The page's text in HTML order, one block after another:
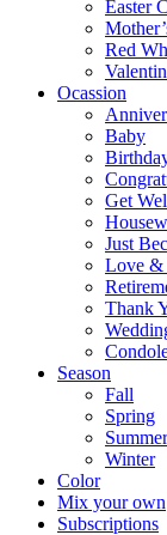
Easter
Red
Ocassion
Baby
Get
Just
Love &
Thank
Season
Fall
Spring
Summer
Winter
Color
Mix your own
Subscriptions